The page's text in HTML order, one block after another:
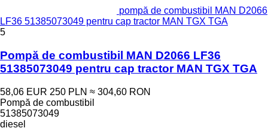
pompă de combustibil MAN D2066
LF36 51385073049 pentru cap tractor MAN TGX TGA
5
Pompă de combustibil MAN D2066 LF36
51385073049 pentru cap tractor MAN TGX TGA
58,06 EUR 250 PLN ≈ 304,60 RON
Pompă de combustibil
51385073049
diesel